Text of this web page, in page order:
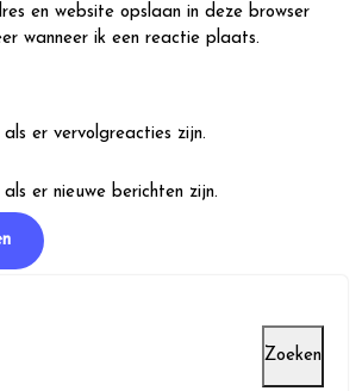
en website opslaan in deze browser
wanneer ik een reactie plaats.
er vervolgreacties zijn.
er nieuwe berichten zijn.
Zoeken